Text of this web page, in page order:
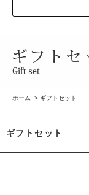
ホーム > ギフトセット
ギフトセット